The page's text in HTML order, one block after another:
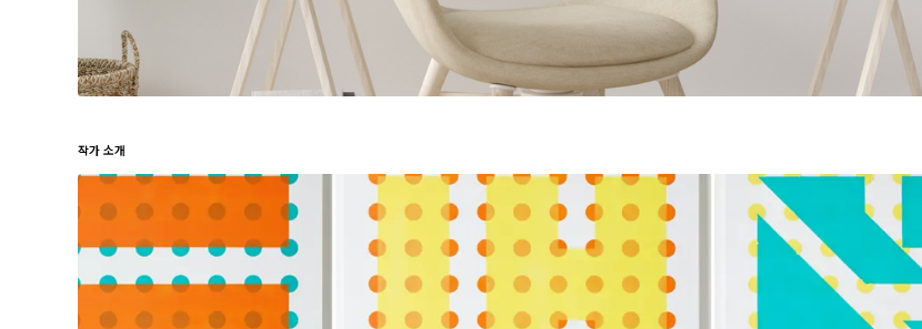
작가 소개